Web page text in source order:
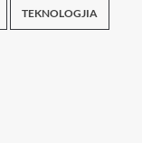
TEKNOLOGJIA